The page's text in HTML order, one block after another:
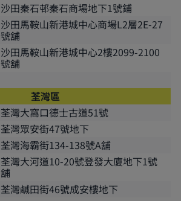
沙田秦石邨秦石商場地下1號鋪
沙田馬鞍山新港城中心商場L2層2E-27
號舖
沙田馬鞍山新港城中心2樓2099-2100
號舖
荃灣區
荃灣大窩口德士古道51號
荃灣眾安街47號地下
荃灣海霸街134-138號A舖
荃灣大河道10-20號登發大廈地下1號
舖
荃灣鹹田街46號成安樓地下